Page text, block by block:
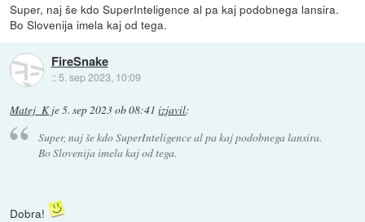
Super, naj še kdo SuperInteligence al pa kaj podobnega lansira.
Bo Slovenija imela kaj od tega.
FireSnake
:: 5. sep 2023, 10:09
Matej_Kje5. sep 2023 ob 08:41 izjavil:
Super, naj še kdo SuperInteligence al pa kaj podobnega lansira.
Bo Slovenija imela kaj od tega.
Dobra!